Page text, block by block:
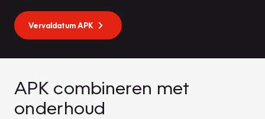
Vervaldatum APK
APK combineren met
onderhoud